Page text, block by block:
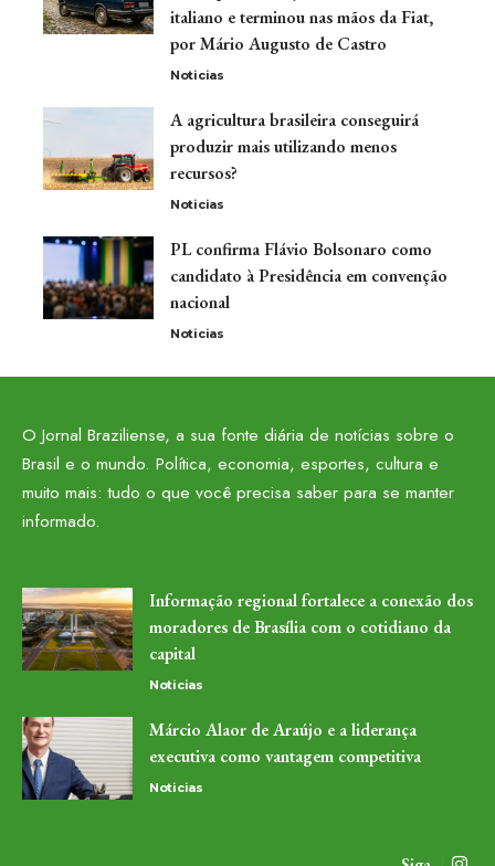
italiano e terminou nas mãos da Fiat,
por Mário Augusto de Castro
Noticias
A agricultura brasileira conseguirá
produzir mais utilizando menos
recursos?
Noticias
PL confirma Flávio Bolsonaro como
candidato à Presidência em convenção
nacional
Noticias
O Jornal Braziliense, a sua fonte diária de notícias sobre o
Brasil e o mundo. Política, economia, esportes, cultura e
muito mais: tudo o que você precisa saber para se manter
informado.
Informação regional fortalece a conexão dos
moradores de Brasília com o cotidiano da
capital
Noticias
Márcio Alaor de Araújo e a liderança
executiva como vantagem competitiva
Noticias